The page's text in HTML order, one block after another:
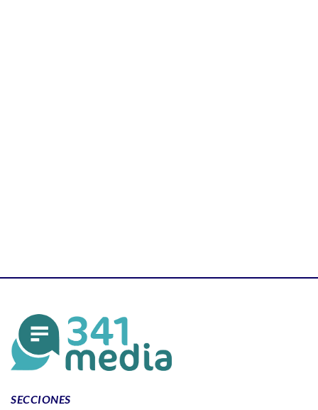
SECCIONES